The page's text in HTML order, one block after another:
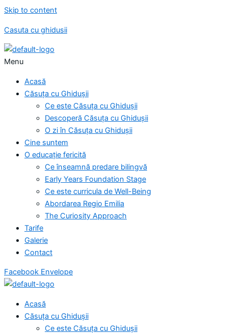
Skip to content
Casuta cu ghidusii
Menu
Acasă
Căsuța cu Ghidușii
Ce este Căsuța cu Ghidușii
Descoperă Căsuța cu Ghidușii
O zi în Căsuța cu Ghidușii
Cine suntem
O educație fericită
Ce înseamnă predare bilingvă
Early Years Foundation Stage
Ce este curricula de Well-Being
Abordarea Regio Emilia
The Curiosity Approach
Tarife
Galerie
Contact
Facebook Envelope
Acasă
Căsuța cu Ghidușii
Ce este Căsuța cu Ghidușii